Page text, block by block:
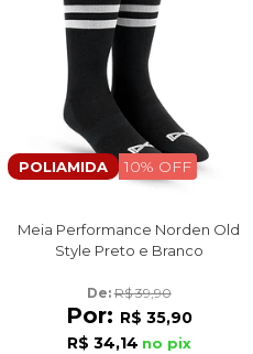
POLIAMIDA 10% OFF
Meia Performance Norden Old
Style Preto e Branco
De: R$ 39,90
Por: R$ 35,90
R$ 34,14 no pix